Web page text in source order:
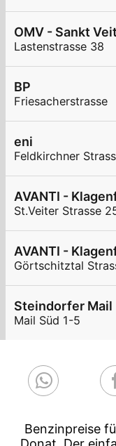
Lastenstrasse 38
BP
Friesacherstrasse
eni
Feldkirchner
St.Veiter Strasse
Görtschitztal
Steindorfer Mail
Mail Süd 1-5
Benzinpreise